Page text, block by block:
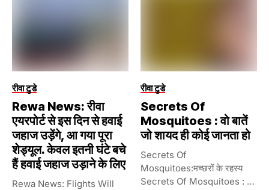
रीवा टुडे
Rewa News: रीवा
एयरपोर्ट से इस दिन से हवाई
जहाज उड़ेंगे, आ गया पूरा
शेड्यूल. केवल इतनी घंटे बचे
हैं हवाई जहाज उड़ाने के लिए
Rewa News: Flights Will
रीवा टुडे
Secrets Of
Mosquitoes : वो बातें
जो शायद ही कोई जानता हो
Secrets Of
Mosquitoes:मच्छरों के रहस्य
Secrets Of Mosquitoes : वो